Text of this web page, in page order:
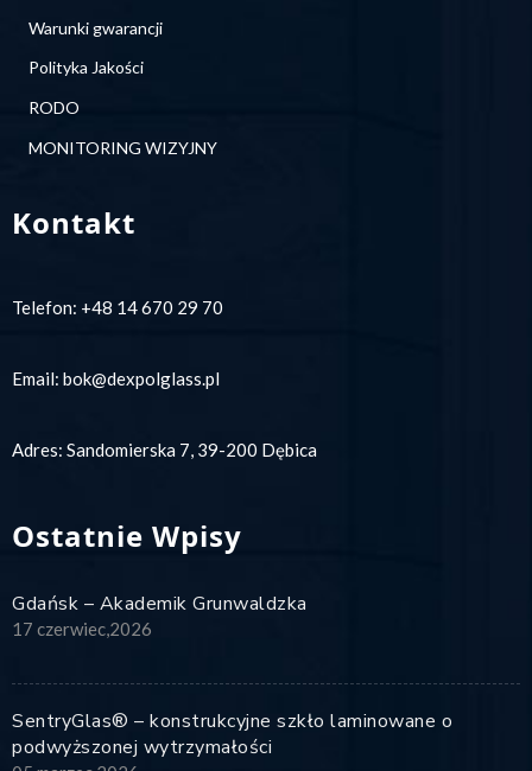
Warunki gwarancji
Polityka Jakości
RODO
MONITORING WIZYJNY
Kontakt
Telefon: +48 14 670 29 70
Email: bok@dexpolglass.pl
Adres: Sandomierska 7, 39-200 Dębica
Ostatnie Wpisy
Gdańsk – Akademik Grunwaldzka
17 czerwiec,2026
SentryGlas® – konstrukcyjne szkło laminowane o
podwyższonej wytrzymałości